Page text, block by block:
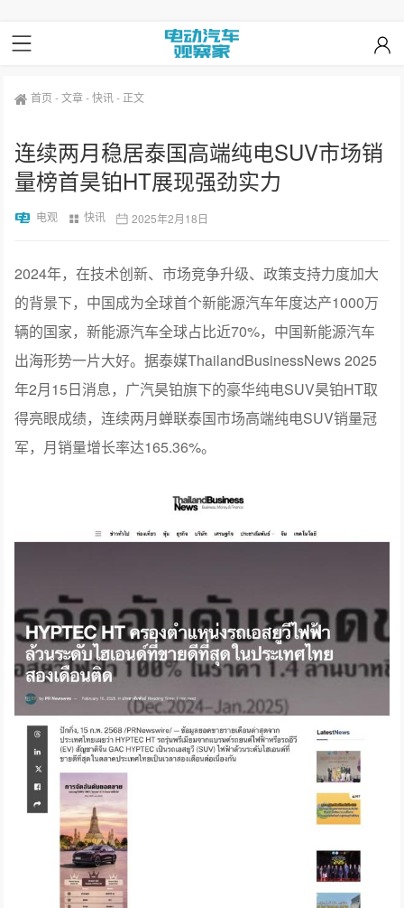
首页 -文章-快讯- 正文
连续两月稳居泰国高端纯电SUV市场销
量榜首昊铂HT展现强劲实力
电观 快讯 2025年2月18日
2024年，在技术创新、市场竞争升级、政策支持力度加大
的背景下，中国成为全球首个新能源汽车年度达产1000万
辆的国家，新能源汽车全球占比近70%，中国新能源汽车
出海形势一片大好。据泰媒ThailandBusinessNews 2025
年2月15日消息，广汽昊铂旗下的豪华纯电SUV昊铂HT取
得亮眼成绩，连续两月蝉联泰国市场高端纯电SUV销量冠
军，月销量增长率达165.36%。